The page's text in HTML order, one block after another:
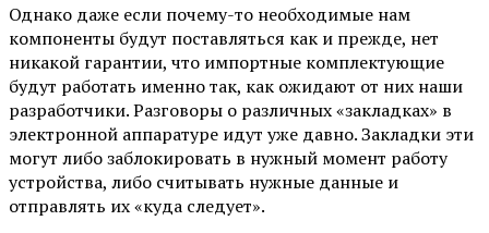
Однако даже если почему-то необходимые нам
компоненты будут поставляться как и прежде, нет
никакой гарантии, что импортные комплектующие
будут работать именно так, как ожидают от них наши
разработчики. Разговоры о различных «закладках» в
электронной аппаратуре идут уже давно. Закладки эти
могут либо заблокировать в нужный момент работу
устройства, либо считывать нужные данные и
отправлять их «куда следует».